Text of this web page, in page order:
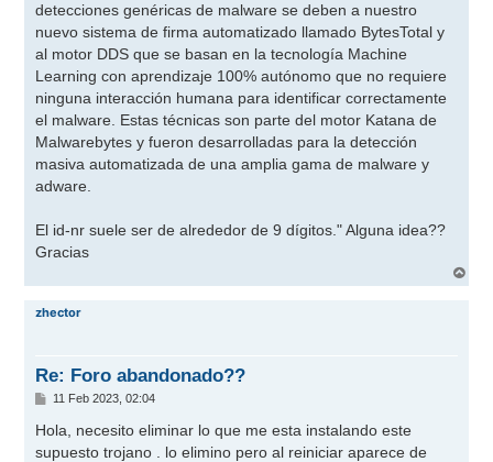
detecciones genéricas de malware se deben a nuestro
nuevo sistema de firma automatizado llamado BytesTotal y
al motor DDS que se basan en la tecnología Machine
Learning con aprendizaje 100% autónomo que no requiere
ninguna interacción humana para identificar correctamente
el malware. Estas técnicas son parte del motor Katana de
Malwarebytes y fueron desarrolladas para la detección
masiva automatizada de una amplia gama de malware y
adware.
El id-nr suele ser de alrededor de 9 dígitos." Alguna idea??
Gracias
r
zhector
Re: Foro abandonado??
M
n
s
a
11 Feb 2023, 02:04
Hola, necesito eliminar lo que me esta instalando este
supuesto trojano . lo elimino pero al reiniciar aparece de